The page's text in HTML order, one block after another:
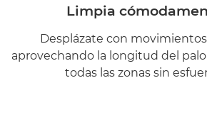
Limpia
Desplázate con
aprovechando la longitud del palo
todas las zonas sin